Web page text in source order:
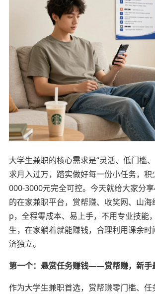
大学生兼职的核心需求是“灵活、低门槛
求月入过万，踏实做好每一份小任务，积
000-3000元完全可控。今天就给大家分
的在家兼职平台，赏帮赚、收奖网、山
p，全程零成本、易上手，不用专业技能
生，在家躺着就能赚钱，合理利用课余
济独立。
第一个：悬赏任务赚钱——赏帮赚，新手
作为大学生兼职首选，赏帮赚零门槛、